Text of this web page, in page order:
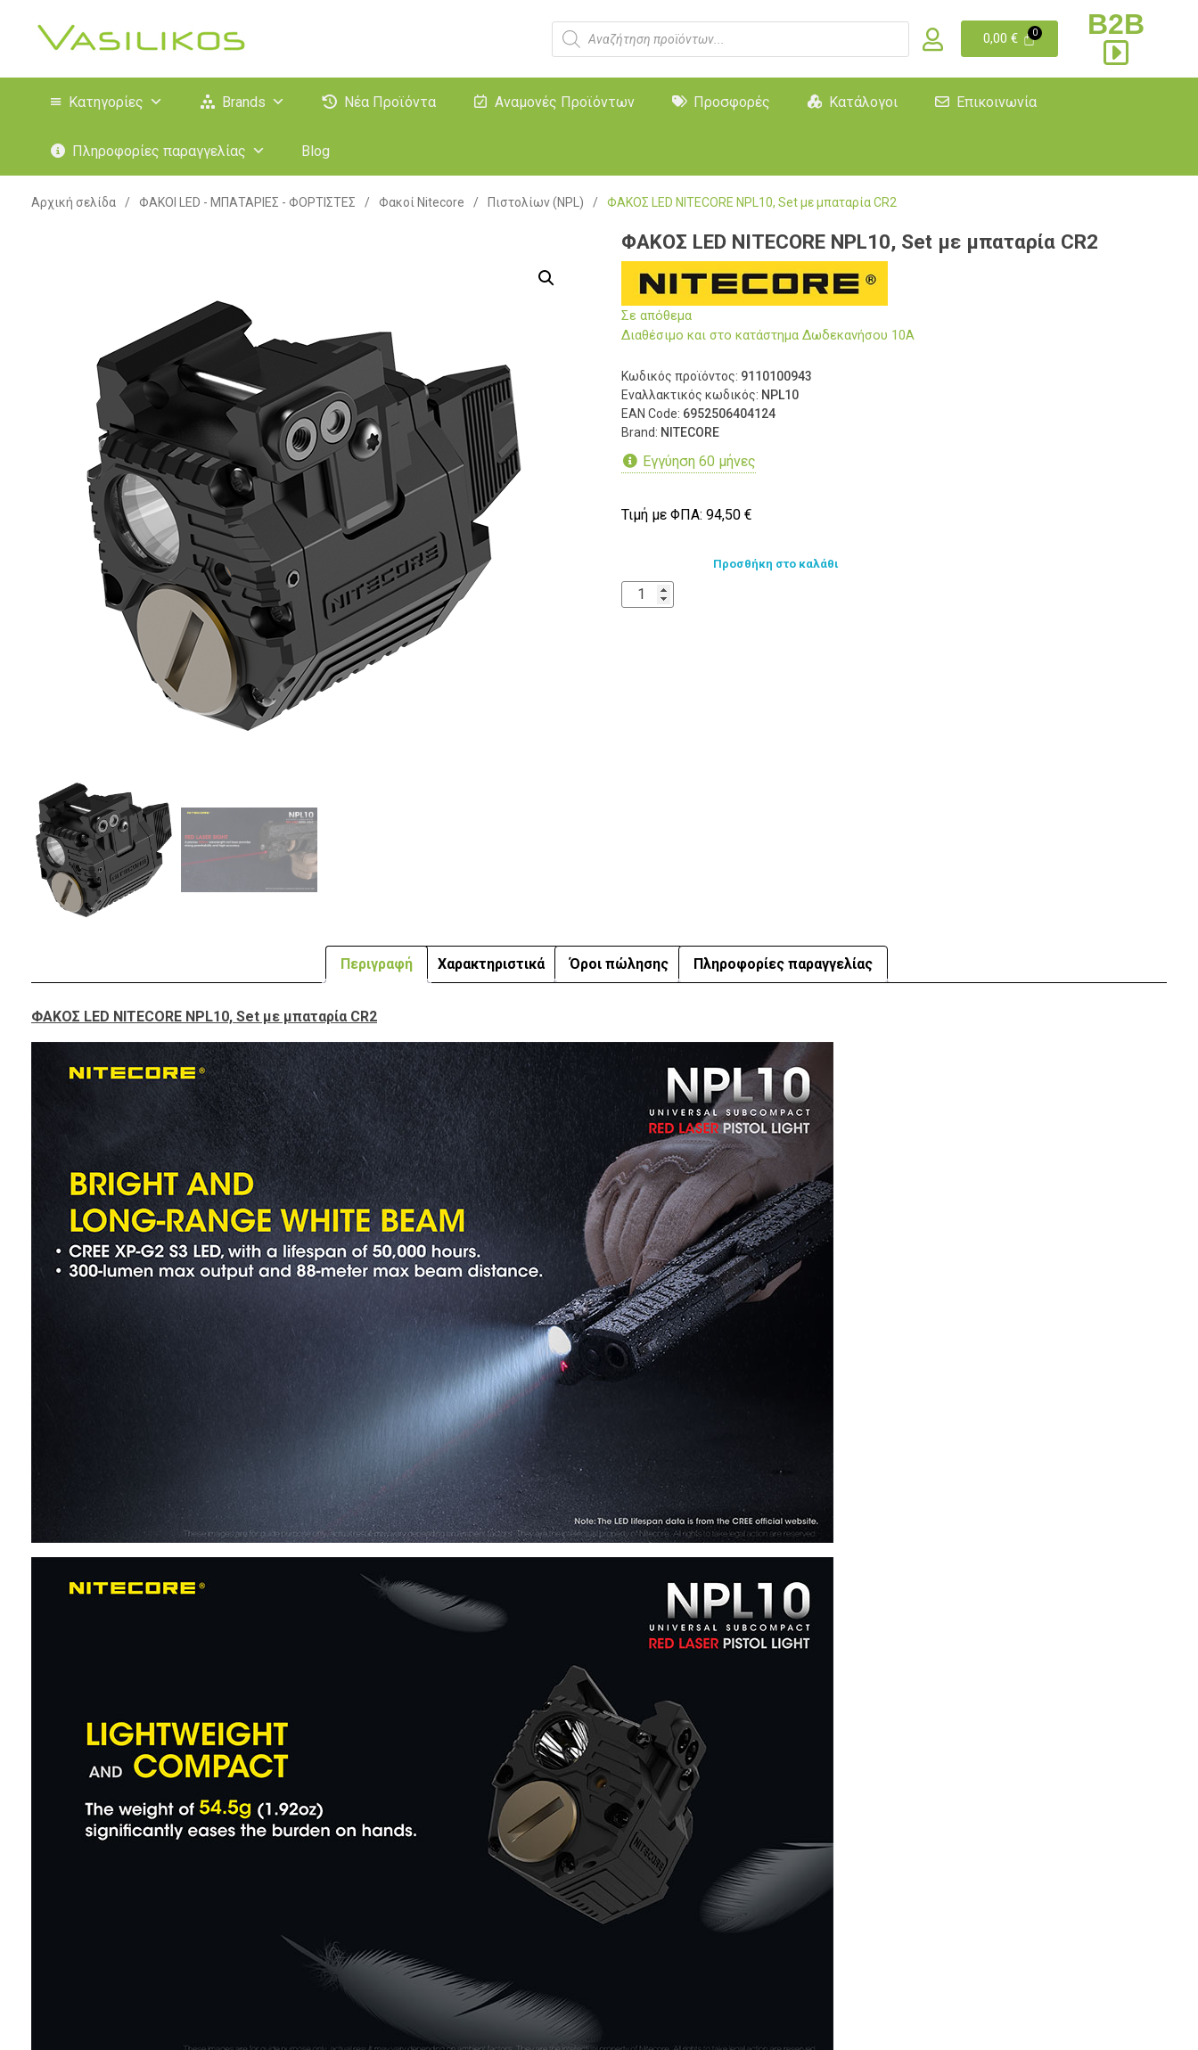
0,00€ B2B
Κατηγορίες Brands Νέα Προϊόντα Αναμονές Προϊόντων Προσφορές Κατάλογοι Επικοινωνία
Πληροφορίες παραγγελίας Blog
Αρχική σελίδα / ΦΑΚΟΙ LED - ΜΠΑΤΑΡΙΕΣ - ΦΟΡΤΙΣΤΕΣ / Φακοί Nitecore / Πιστολίων (NPL) / ΦΑΚΟΣ LED NITECORE NPL10, Set με μπαταρία CR2
ΦΑΚΟΣ LED NITECORE NPL10, Set με μπαταρία CR2
Σε απόθεμα
Διαθέσιμο και στο κατάστημα Δωδεκανήσου 10Α
Κωδικός προϊόντος: 9110100943
Εναλλακτικός κωδικός: NPL10
EAN Code: 6952506404124
Brand: NITECORE
Εγγύηση 60 μήνες
Τιμή με ΦΠΑ:94,50€
Προσθήκη στο καλάθι
Περιγραφή Χαρακτηριστικά Όροι πώλησης Πληροφορίες παραγγελίας
ΦΑΚΟΣ LED NITECORE NPL10, Set με μπαταρία CR2